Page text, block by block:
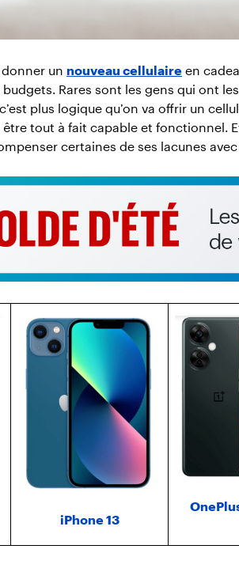
un nouveau cellulaire en
Rares sont les gens qui ont
plus logique qu’on va offrir un
tout à fait capable et fonctionnel.
certaines de ses lacunes
iPhone 13